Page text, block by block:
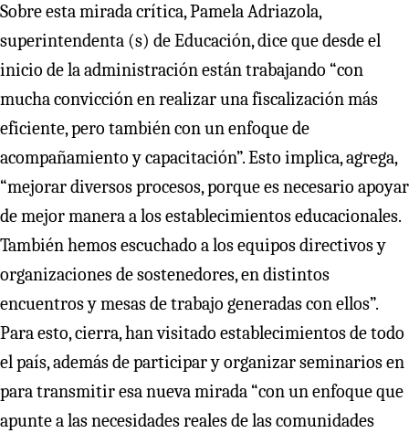
Sobre esta mirada crítica, Pamela Adriazola,
superintendenta (s) de Educación, dice que desde el
inicio de la administración están trabajando “con
mucha convicción en realizar una fiscalización más
eficiente, pero también con un enfoque de
acompañamiento y capacitación”. Esto implica, agrega,
“mejorar diversos procesos, porque es necesario apoyar
de mejor manera a los establecimientos educacionales.
También hemos escuchado a los equipos directivos y
organizaciones de sostenedores, en distintos
encuentros y mesas de trabajo generadas con ellos”.
Para esto, cierra, han visitado establecimientos de todo
el país, además de participar y organizar seminarios en
para transmitir esa nueva mirada “con un enfoque que
apunte a las necesidades reales de las comunidades